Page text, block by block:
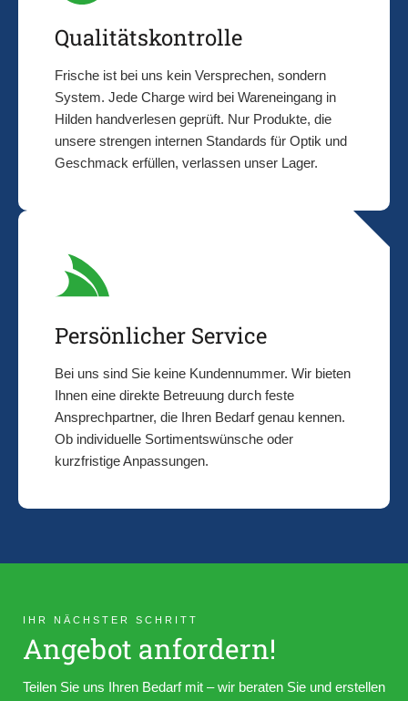
Qualitätskontrolle
Frische ist bei uns kein Versprechen, sondern
System. Jede Charge wird bei Wareneingang in
Hilden handverlesen geprüft. Nur Produkte, die
unsere strengen internen Standards für Optik und
Geschmack erfüllen, verlassen unser Lager.
Persönlicher Service
Bei uns sind Sie keine Kundennummer. Wir bieten
Ihnen eine direkte Betreuung durch feste
Ansprechpartner, die Ihren Bedarf genau kennen.
Ob individuelle Sortimentswünsche oder
kurzfristige Anpassungen.
IHR NÄCHSTER SCHRITT
Angebot anfordern!
Teilen Sie uns Ihren Bedarf mit – wir beraten Sie und erstellen